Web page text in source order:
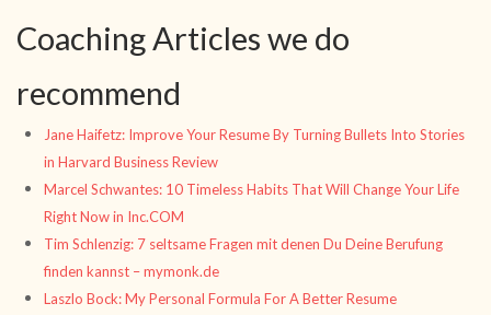
Coaching Articles we do
recommend
Jane Haifetz: Improve Your Resume By Turning Bullets Into Stories
in Harvard Business Review
Marcel Schwantes: 10 Timeless Habits That Will Change Your Life
Right Now in Inc.COM
Tim Schlenzig: 7 seltsame Fragen mit denen Du Deine Berufung
finden kannst – mymonk.de
Laszlo Bock: My Personal Formula For A Better Resume